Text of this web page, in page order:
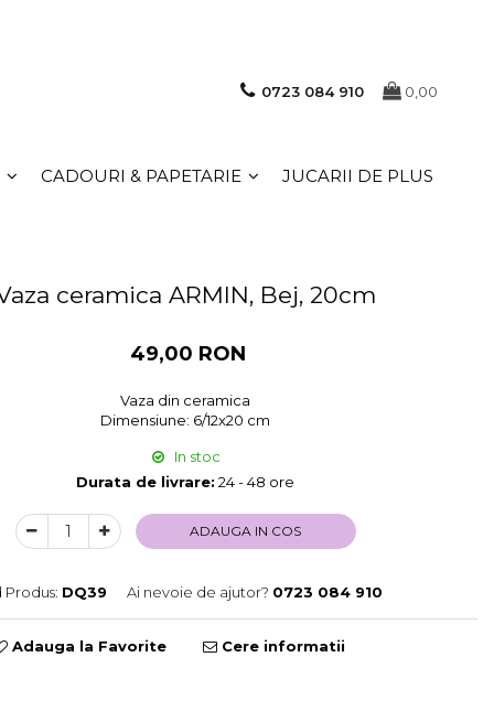
0723 084 910 0,00
CADOURI & PAPETARIE JUCARII DE PLUS
ceramica ARMIN, Bej, 20cm
49,00 RON
Vaza din ceramica
Dimensiune: 6/12x20 cm
In stoc
Durata de livrare: 24 - 48 ore
ADAUGA IN COS
Produs: DQ39 Ai nevoie de ajutor? 0723 084 910
Adauga la Favorite Cere informatii